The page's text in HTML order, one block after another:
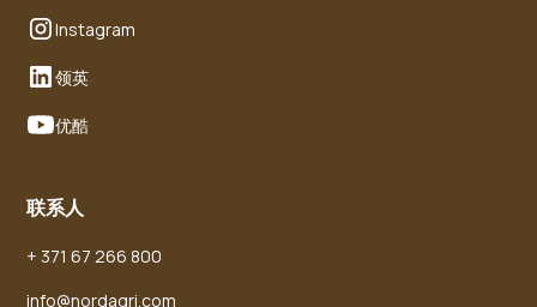
Instagram
领英
优酷
联系人
+ 371 67 266 800
info@nordagri.com